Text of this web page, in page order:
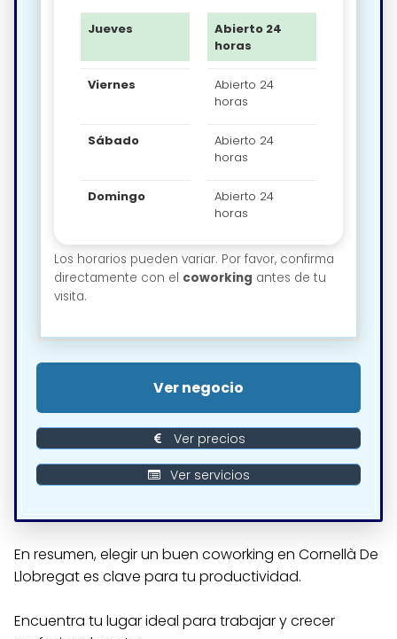
Jueves
Abierto 24
horas
Viernes
Abierto 24
horas
Sábado
Abierto 24
horas
Domingo
Abierto 24
horas
Los horarios pueden variar. Por favor, confirma
directamente con el coworking antes de tu
visita.
Ver negocio
Ver precios
Ver servicios
En resumen, elegir un buen coworking en Cornellà De
Llobregat es clave para tu productividad.
Encuentra tu lugar ideal para trabajar y crecer